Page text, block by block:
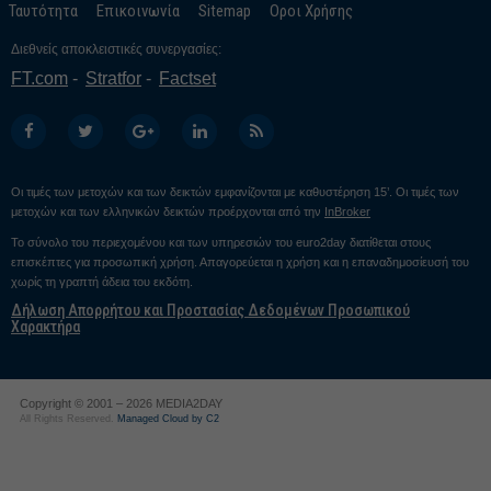
Ταυτότητα Επικοινωνία Sitemap Οροι Χρήσης
Διεθνείς αποκλειστικές συνεργασίες:
FT.com Stratfor Factset
Οι τιμές των μετοχών και των δεικτών εμφανίζονται με καθυστέρηση 15’. Οι τιμές των
μετοχών και των ελληνικών δεικτών προέρχονται από την InBroker
Το σύνολο του περιεχομένου και των υπηρεσιών του euro2day διατίθεται στους
επισκέπτες για προσωπική χρήση. Απαγορεύεται η χρήση και η επαναδημοσίευσή του
χωρίς τη γραπτή άδεια του εκδότη.
Δήλωση Απορρήτου και Προστασίας Δεδομένων Προσωπικού
Χαρακτήρα
Copyright © 2001 – 2026 MEDIA2DAY
All Rights Reserved. Managed Cloud by C2